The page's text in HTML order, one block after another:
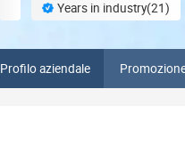
Years in industry(21)
Profilo aziendale